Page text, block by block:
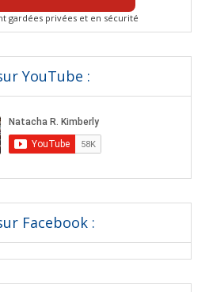
gardées privées et en sécurité
YouTube :
Facebook :